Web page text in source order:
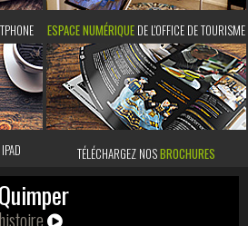
ESPACE NUMÉRIQUE DE L'OFFICE DE TOURISME
TÉLÉCHARGEZ NOSBROCHURES
Quimper